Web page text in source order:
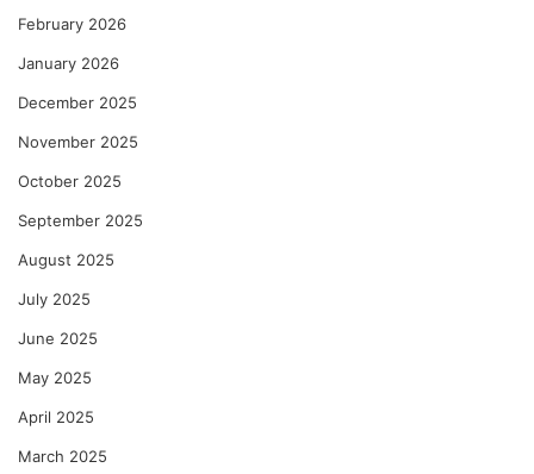
February 2026
January 2026
December 2025
November 2025
October 2025
September 2025
August 2025
July 2025
June 2025
May 2025
April 2025
March 2025